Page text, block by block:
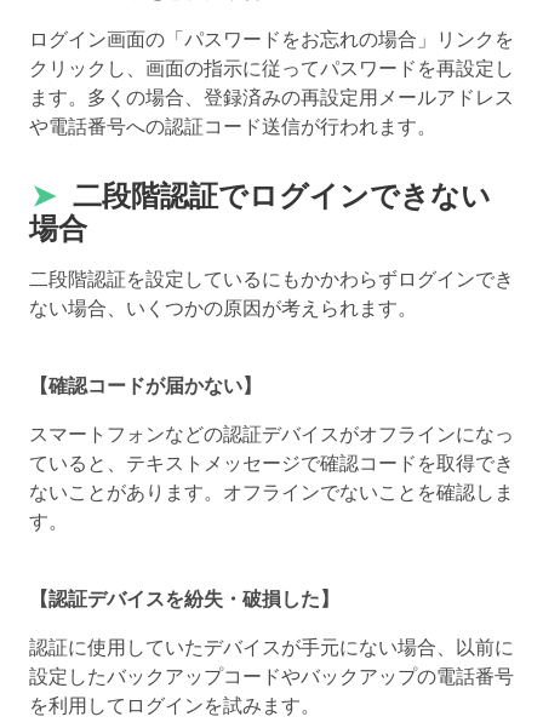
ログイン画面の「パスワードをお忘れの場合」リンクを
クリックし、画面の指示に従ってパスワードを再設定し
ます。多くの場合、登録済みの再設定用メールアドレス
や電話番号への認証コード送信が行われます。
➤ 二段階認証でログインできない
場合
二段階認証を設定しているにもかかわらずログインでき
ない場合、いくつかの原因が考えられます。
【確認コードが届かない】
スマートフォンなどの認証デバイスがオフラインになっ
ていると、テキストメッセージで確認コードを取得でき
ないことがあります。オフラインでないことを確認しま
す。
【認証デバイスを紛失・破損した】
認証に使用していたデバイスが手元にない場合、以前に
設定したバックアップコードやバックアップの電話番号
を利用してログインを試みます。